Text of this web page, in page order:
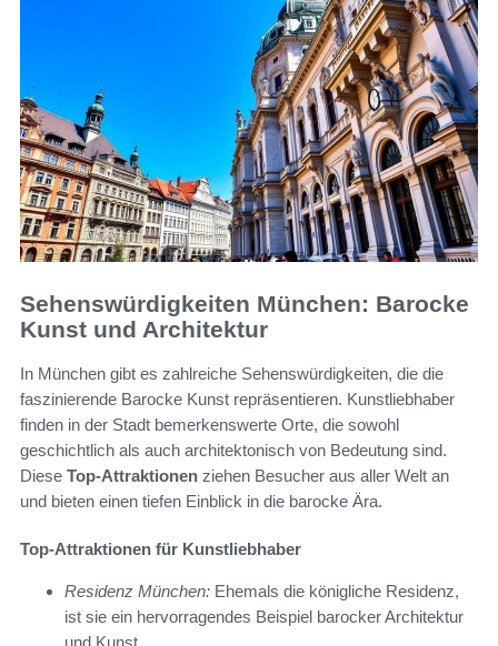
Sehenswürdigkeiten München: Barocke
Kunst und Architektur
In München gibt es zahlreiche Sehenswürdigkeiten, die die
faszinierende Barocke Kunst repräsentieren. Kunstliebhaber
finden in der Stadt bemerkenswerte Orte, die sowohl
geschichtlich als auch architektonisch von Bedeutung sind.
Diese Top-Attraktionen ziehen Besucher aus aller Welt an
und bieten einen tiefen Einblick in die barocke Ära.
Top-Attraktionen für Kunstliebhaber
Residenz München: Ehemals die königliche Residenz,
ist sie ein hervorragendes Beispiel barocker Architektur
und Kunst.